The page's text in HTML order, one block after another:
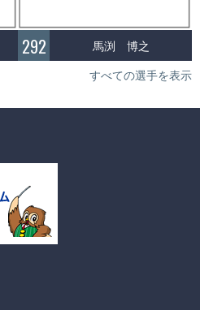
292 馬渕 博之
すべての選手を表示